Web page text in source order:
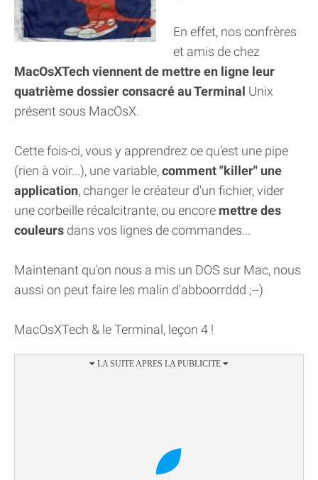
En effet, nos confrères
et amis de chez
MacOsXTech viennent de mettre en ligne leur
quatrième dossier consacré au Terminal Unix
présent sous MacOsX.
Cette fois-ci, vous y apprendrez ce qu'est une pipe
(rien à voir...), une variable,comment "killer" une
application, changer le créateur d'un fichier, vider
une corbeille récalcitrante, ou encore mettre des
couleurs dans vos lignes de commandes...
Maintenant qu'on nous a mis un DOS sur Mac, nous
aussi on peut faire les malin d'abboorrddd ;--)
MacOsXTech & le Terminal, leçon 4 !